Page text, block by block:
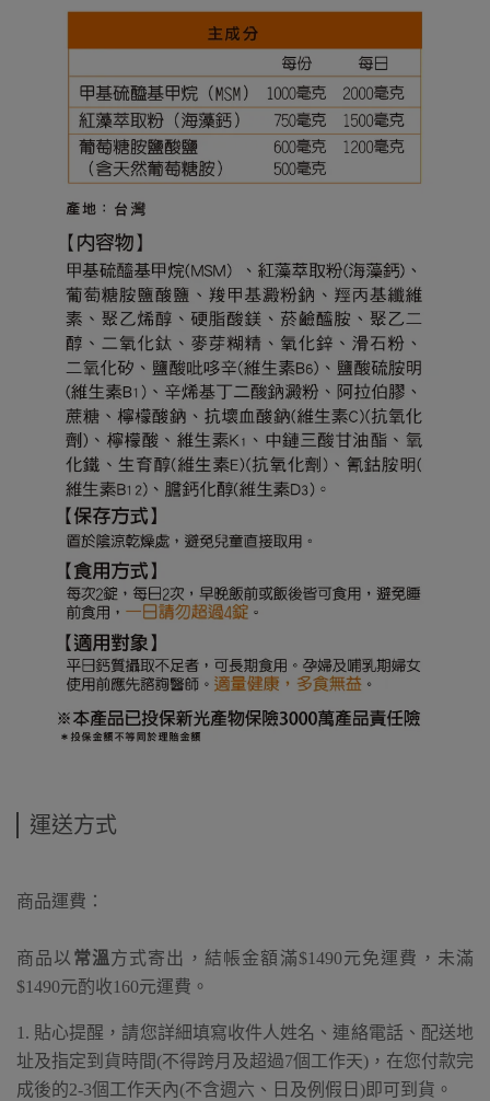
運送方式
商品運費：
商品以 常溫方式寄出，結帳金額滿$1490元免運費，未滿
$1490元酌收160元運費。
1. 貼心提醒，請您詳細填寫收件人姓名、連絡電話、配送地
址及指定到貨時間(不得跨月及超過7個工作天)，在您付款完
成後的2-3個工作天內(不含週六、日及例假日)即可到貨。